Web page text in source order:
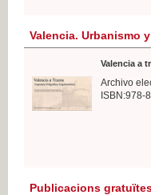
Valencia. Urbanismo
Valencia a
Archivo
ISBN:978-
Publicacions